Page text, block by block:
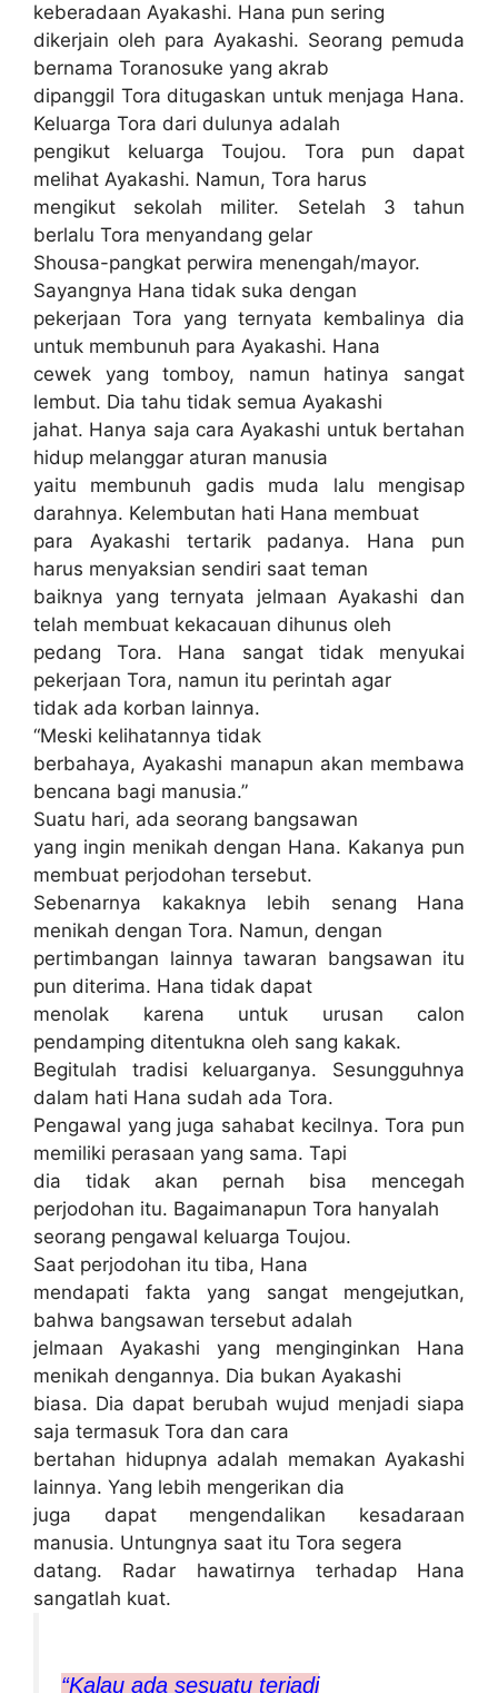
keberadaan Ayakashi. Hana pun sering
dikerjain oleh para Ayakashi. Seorang pemuda
bernama Toranosuke yang akrab
dipanggil Tora ditugaskan untuk menjaga Hana.
Keluarga Tora dari dulunya adalah
pengikut keluarga Toujou. Tora pun dapat
melihat Ayakashi. Namun, Tora harus
mengikut sekolah militer. Setelah 3 tahun
berlalu Tora menyandang gelar
Shousa-pangkat perwira menengah/mayor.
Sayangnya Hana tidak suka dengan
pekerjaan Tora yang ternyata kembalinya dia
untuk membunuh para Ayakashi. Hana
cewek yang tomboy, namun hatinya sangat
lembut. Dia tahu tidak semua Ayakashi
jahat. Hanya saja cara Ayakashi untuk bertahan
hidup melanggar aturan manusia
yaitu membunuh gadis muda lalu mengisap
darahnya. Kelembutan hati Hana membuat
para Ayakashi tertarik padanya. Hana pun
harus menyaksian sendiri saat teman
baiknya yang ternyata jelmaan Ayakashi dan
telah membuat kekacauan dihunus oleh
pedang Tora. Hana sangat tidak menyukai
pekerjaan Tora, namun itu perintah agar
tidak ada korban lainnya.
“Meski kelihatannya tidak
berbahaya, Ayakashi manapun akan membawa
bencana bagi manusia.”
Suatu hari, ada seorang bangsawan
yang ingin menikah dengan Hana. Kakanya pun
membuat perjodohan tersebut.
Sebenarnya kakaknya lebih senang Hana
menikah dengan Tora. Namun, dengan
pertimbangan lainnya tawaran bangsawan itu
pun diterima. Hana tidak dapat
menolak karena untuk urusan calon
pendamping ditentukna oleh sang kakak.
Begitulah tradisi keluarganya. Sesungguhnya
dalam hati Hana sudah ada Tora.
Pengawal yang juga sahabat kecilnya. Tora pun
memiliki perasaan yang sama. Tapi
dia tidak akan pernah bisa mencegah
perjodohan itu. Bagaimanapun Tora hanyalah
seorang pengawal keluarga Toujou.
Saat perjodohan itu tiba, Hana
mendapati fakta yang sangat mengejutkan,
bahwa bangsawan tersebut adalah
jelmaan Ayakashi yang menginginkan Hana
menikah dengannya. Dia bukan Ayakashi
biasa. Dia dapat berubah wujud menjadi siapa
saja termasuk Tora dan cara
bertahan hidupnya adalah memakan Ayakashi
lainnya. Yang lebih mengerikan dia
juga dapat mengendalikan kesadaraan
manusia. Untungnya saat itu Tora segera
datang. Radar hawatirnya terhadap Hana
sangatlah kuat.
“Kalau ada sesuatu terjadi